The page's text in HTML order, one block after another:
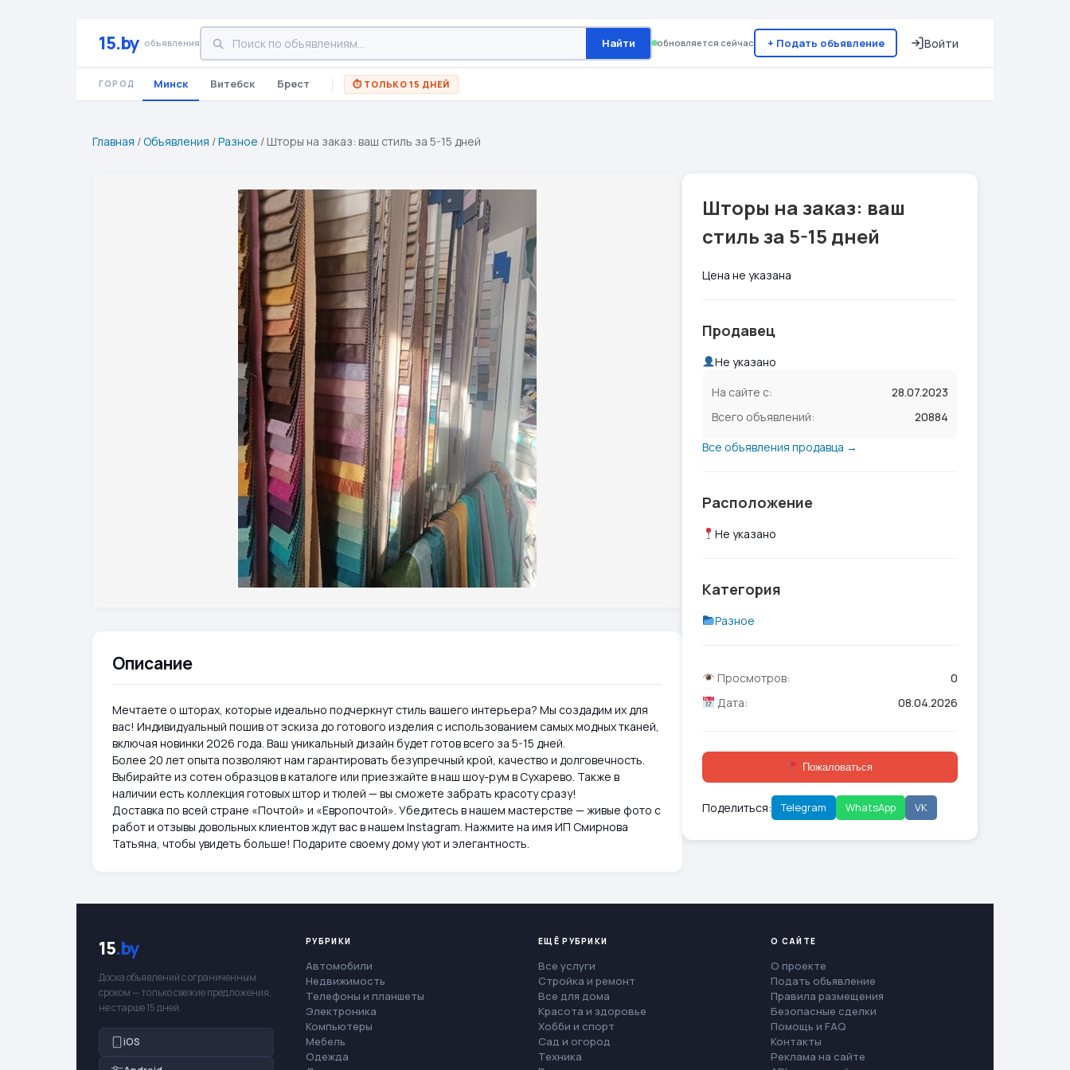
15.by объявления Найти обновляется сейчас + Подать объявление Войти
ГОРОД Минск Витебск Брест ⏱ ТОЛЬКО 15 ДНЕЙ
Главная /Объявления /Разное / Шторы на заказ: ваш стиль за 5-15 дней
Описание
Мечтаете о шторах, которые идеально подчеркнут стиль вашего интерьера? Мы создадим их для
вас! Индивидуальный пошив от эскиза до готового изделия с использованием самых модных тканей,
включая новинки 2026 года. Ваш уникальный дизайн будет готов всего за 5-15 дней.
Более 20 лет опыта позволяют нам гарантировать безупречный крой, качество и долговечность.
Выбирайте из сотен образцов в каталоге или приезжайте в наш шоу-рум в Сухарево. Также в
наличии есть коллекция готовых штор и тюлей — вы сможете забрать красоту сразу!
Доставка по всей стране «Почтой» и «Европочтой». Убедитесь в нашем мастерстве — живые фото с
работ и отзывы довольных клиентов ждут вас в нашем Instagram. Нажмите на имя ИП Смирнова
Татьяна, чтобы увидеть больше! Подарите своему дому уют и элегантность.
Шторы на заказ: ваш
стиль за 5-15 дней
Цена не указана
Продавец
Не указано
На сайте с:
28.07.2023
Всего объявлений:
20884
Все объявления продавца →
Расположение
Не указано
Категория
Разное
Просмотров:
0
Дата:
08.04.2026
Пожаловаться
Поделиться: Telegram WhatsApp VK
15.by
Доска объявлений с ограниченным
сроком — только свежие предложения,
не старше 15 дней.
iOS
РУБРИКИ
Автомобили
Недвижимость
Телефоны и планшеты
Электроника
Компьютеры
Мебель
Одежда
ЕЩЁ РУБРИКИ
Все услуги
Стройка и ремонт
Все для дома
Красота и здоровье
Хобби и спорт
Сад и огород
Техника
О САЙТЕ
О проекте
Подать объявление
Правила размещения
Безопасные сделки
Помощь и FAQ
Контакты
Реклама на сайте